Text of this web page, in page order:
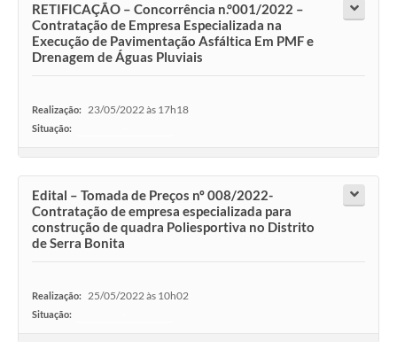
RETIFICAÇÃO – Concorrência n.°001/2022 –
Contratação de Empresa Especializada na
Execução de Pavimentação Asfáltica Em PMF e
Drenagem de Águas Pluviais
Realização: 23/05/2022 às 17h18
Situação:
Edital – Tomada de Preços nº 008/2022-
Contratação de empresa especializada para
construção de quadra Poliesportiva no Distrito
de Serra Bonita
Realização: 25/05/2022 às 10h02
Situação: